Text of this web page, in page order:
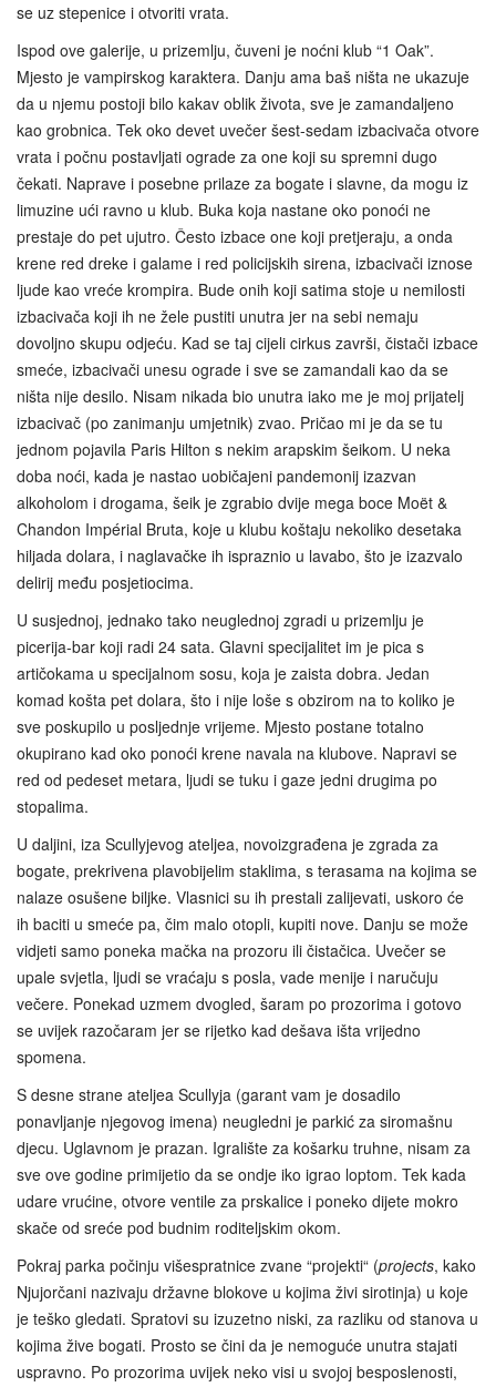
se uz stepenice i otvoriti vrata.
Ispod ove galerije, u prizemlju, čuveni je noćni klub “1 Oak”.
Mjesto je vampirskog karaktera. Danju ama baš ništa ne ukazuje
da u njemu postoji bilo kakav oblik života, sve je zamandaljeno
kao grobnica. Tek oko devet uvečer šest-sedam izbacivača otvore
vrata i počnu postavljati ograde za one koji su spremni dugo
čekati. Naprave i posebne prilaze za bogate i slavne, da mogu iz
limuzine ući ravno u klub. Buka koja nastane oko ponoći ne
prestaje do pet ujutro. Često izbace one koji pretjeraju, a onda
krene red dreke i galame i red policijskih sirena, izbacivači iznose
ljude kao vreće krompira. Bude onih koji satima stoje u nemilosti
izbacivača koji ih ne žele pustiti unutra jer na sebi nemaju
dovoljno skupu odjeću. Kad se taj cijeli cirkus završi, čistači izbace
smeće, izbacivači unesu ograde i sve se zamandali kao da se
ništa nije desilo. Nisam nikada bio unutra iako me je moj prijatelj
izbacivač (po zanimanju umjetnik) zvao. Pričao mi je da se tu
jednom pojavila Paris Hilton s nekim arapskim šeikom. U neka
doba noći, kada je nastao uobičajeni pandemonij izazvan
alkoholom i drogama, šeik je zgrabio dvije mega boce Moët &
Chandon Impérial Bruta, koje u klubu koštaju nekoliko desetaka
hiljada dolara, i naglavačke ih ispraznio u lavabo, što je izazvalo
delirij među posjetiocima.
U susjednoj, jednako tako neuglednoj zgradi u prizemlju je
picerija-bar koji radi 24 sata. Glavni specijalitet im je pica s
artičokama u specijalnom sosu, koja je zaista dobra. Jedan
komad košta pet dolara, što i nije loše s obzirom na to koliko je
sve poskupilo u posljednje vrijeme. Mjesto postane totalno
okupirano kad oko ponoći krene navala na klubove. Napravi se
red od pedeset metara, ljudi se tuku i gaze jedni drugima po
stopalima.
U daljini, iza Scullyjevog ateljea, novoizgrađena je zgrada za
bogate, prekrivena plavobijelim staklima, s terasama na kojima se
nalaze osušene biljke. Vlasnici su ih prestali zalijevati, uskoro će
ih baciti u smeće pa, čim malo otopli, kupiti nove. Danju se može
vidjeti samo poneka mačka na prozoru ili čistačica. Uvečer se
upale svjetla, ljudi se vraćaju s posla, vade menije i naručuju
večere. Ponekad uzmem dvogled, šaram po prozorima i gotovo
se uvijek razočaram jer se rijetko kad dešava išta vrijedno
spomena.
S desne strane ateljea Scullyja (garant vam je dosadilo
ponavljanje njegovog imena) neugledni je parkić za siromašnu
djecu. Uglavnom je prazan. Igralište za košarku truhne, nisam za
sve ove godine primijetio da se ondje iko igrao loptom. Tek kada
udare vrućine, otvore ventile za prskalice i poneko dijete mokro
skače od sreće pod budnim roditeljskim okom.
Pokraj parka počinju višespratnice zvane “projekti“ (projects, kako
Njujorčani nazivaju državne blokove u kojima živi sirotinja) u koje
je teško gledati. Spratovi su izuzetno niski, za razliku od stanova u
kojima žive bogati. Prosto se čini da je nemoguće unutra stajati
uspravno. Po prozorima uvijek neko visi u svojoj besposlenosti,